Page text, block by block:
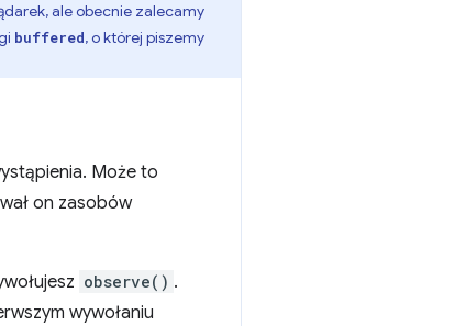
ale obecnie zalecamy
buffered, o której piszemy
Może to
on zasobów
observe() .
wywołaniu